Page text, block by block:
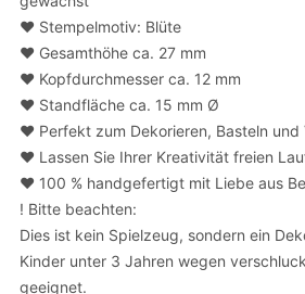
❤️ Stempelmotiv: Blüte
❤️ Gesamthöhe ca. 27 mm
❤️ Kopfdurchmesser ca. 12 mm
❤️ Standfläche ca. 15 mm Ø
❤️ Perfekt zum Dekorieren, Basteln und
❤️ Lassen Sie Ihrer Kreativität freien
❤️ 100 % handgefertigt mit Liebe aus
! Bitte beachten:
Dies ist kein Spielzeug, sondern ein
Kinder unter 3 Jahren wegen
geeignet.